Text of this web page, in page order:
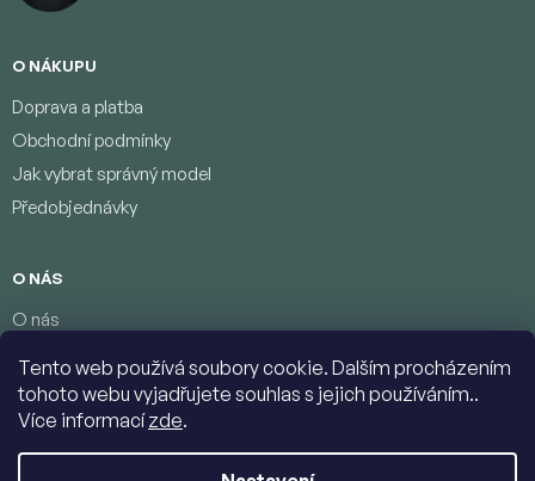
Tento web používá soubory cookie. Dalším procházením
tohoto webu vyjadřujete souhlas s jejich používáním..
Více informacízde.
O NÁKUPU
Doprava a platba
Obchodní podmínky
Jak vybrat správný model
Předobjednávky
O NÁS
O nás
Podmínky ochrany osobních údajů
Kontakty